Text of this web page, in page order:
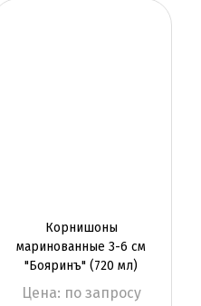
Корнишоны
маринованные 3-6 см
"Бояринъ" (720 мл)
Цена: по запросу